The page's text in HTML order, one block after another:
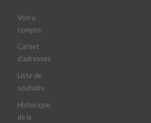
Votre
compte
Carnet
d'adresses
Liste de
souhaits
Historique
de la